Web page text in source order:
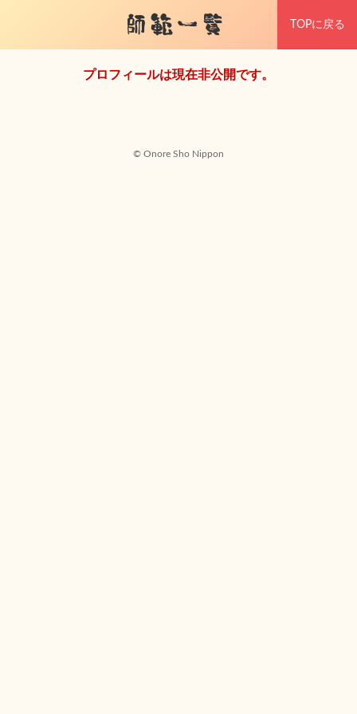
師範一覧 TOPに戻る
プロフィールは現在非公開です。
© Onore Sho Nippon